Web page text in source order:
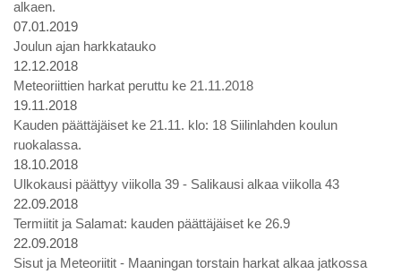
alkaen.
07.01.2019
Joulun ajan harkkatauko
12.12.2018
Meteoriittien harkat peruttu ke 21.11.2018
19.11.2018
Kauden päättäjäiset ke 21.11. klo: 18 Siilinlahden koulun
ruokalassa.
18.10.2018
Ulkokausi päättyy viikolla 39 - Salikausi alkaa viikolla 43
22.09.2018
Termiitit ja Salamat: kauden päättäjäiset ke 26.9
22.09.2018
Sisut ja Meteoriitit - Maaningan torstain harkat alkaa jatkossa